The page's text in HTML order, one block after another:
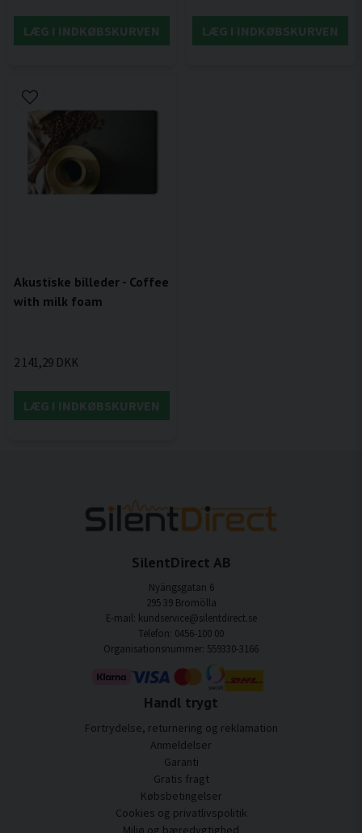
LÆG I INDKØBSKURVEN LÆG I INDKØBSKURVEN
Akustiske billeder - Coffee
with milk foam
2 141,29 DKK
LÆG I INDKØBSKURVEN
SilentDirect AB
Nyängsgatan 6
295 39 Bromölla
E-mail: kundservice@silentdirect.se
Telefon: 0456-100 00
Organisationsnummer: 559330-3166
Handl trygt
Fortrydelse, returnering og reklamation
Anmeldelser
Garanti
Gratis fragt
Købsbetingelser
Cookies og privatlivspolitik
Miljø og bæredygtighed